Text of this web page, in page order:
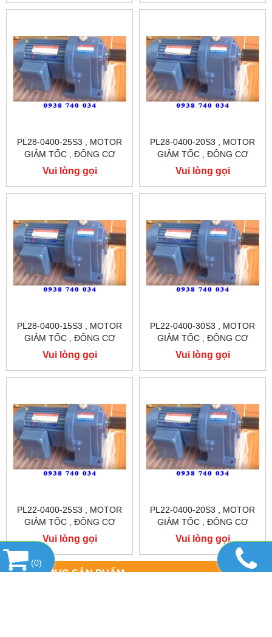
DANH MỤC SẢN PHẨM
PL28-0400-25S3 , MOTOR
GIẢM TỐC , ĐÔNG CƠ
GIẢM TỐC CHÂN ĐẾ
TUNGLEE
Vui lòng gọi
PL28-0400-20S3 , MOTOR
GIẢM TỐC , ĐÔNG CƠ
GIẢM TỐC CHÂN ĐẾ
TUNGLEE
Vui lòng gọi
PL28-0400-15S3 , MOTOR
GIẢM TỐC , ĐÔNG CƠ
GIẢM TỐC CHÂN ĐẾ
TUNGLEE
Vui lòng gọi
PL22-0400-30S3 , MOTOR
GIẢM TỐC , ĐÔNG CƠ
GIẢM TỐC CHÂN ĐẾ
TUNGLEE
Vui lòng gọi
PL22-0400-25S3 , MOTOR
GIẢM TỐC , ĐÔNG CƠ
GIẢM TỐC CHÂN ĐẾ
TUNGLEE
Vui lòng gọi
PL22-0400-20S3 , MOTOR
GIẢM TỐC , ĐÔNG CƠ
GIẢM TỐC CHÂN ĐẾ
TUNGLEE
Vui lòng gọi
(0)